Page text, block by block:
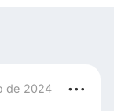
de 2024